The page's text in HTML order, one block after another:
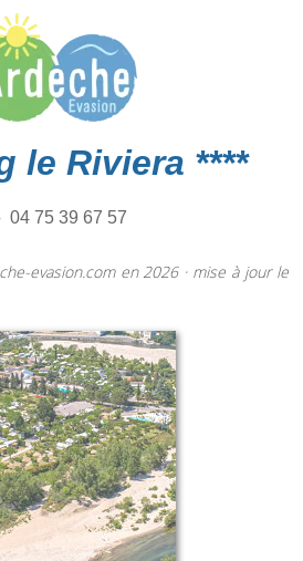
le Riviera ****
04 75 39 67 57
evasion.com en 2026 · mise à jour le